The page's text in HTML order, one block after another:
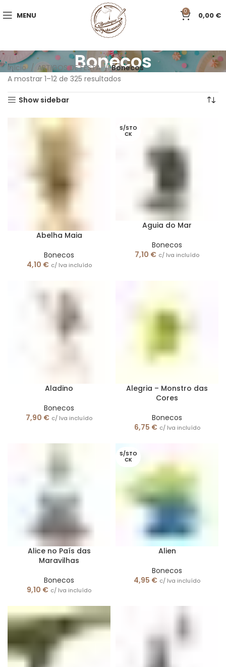
MENU 0 0,00 €
Bonecos
Início ARTIGOS DE FESTA
Bonecos
A mostrar 1–12 de 325 resultados
Show sidebar
Abelha Maia
Bonecos
4,10 € c/ Iva incluído
S/STO
CK
Aguia do Mar
Bonecos
7,10 € c/ Iva incluído
Aladino
Bonecos
7,90 € c/ Iva incluído
Alegria – Monstro das
Cores
Bonecos
6,75 € c/ Iva incluído
Alice no País das
Maravilhas
Bonecos
9,10 € c/ Iva incluído
S/STO
CK
Alien
Bonecos
4,95 € c/ Iva incluído